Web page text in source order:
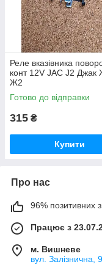
Реле вказівника
конт 12V JAC J2 Джак
Ж2
Готово до відправки
315 ₴
Купити
Про нас
96% позитивних з
Працює з
м. Вишневе
вул. Залізнична,